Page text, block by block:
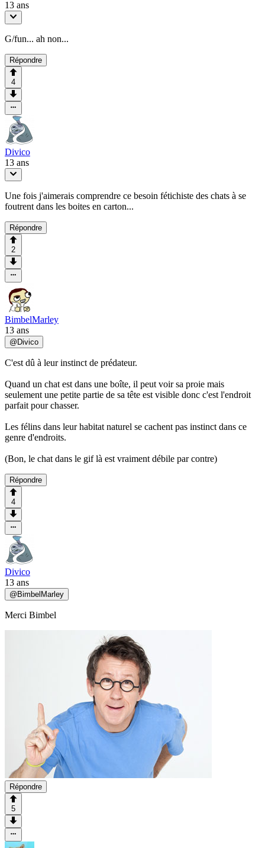
13 ans
G/fun... ah non...
Répondre
4
Divico
13 ans
Une fois j'aimerais comprendre ce besoin fétichiste des chats à se
foutrent dans les boites en carton...
Répondre
2
BimbelMarley
13 ans
@ Divico
C'est dû à leur instinct de prédateur.
Quand un chat est dans une boîte, il peut voir sa proie mais
seulement une petite partie de sa tête est visible donc c'est l'endroit
parfait pour chasser.
Les félins dans leur habitat naturel se cachent pas instinct dans ce
genre d'endroits.
(Bon, le chat dans le gif là est vraiment débile par contre)
Répondre
4
Divico
13 ans
@ BimbelMarley
Merci Bimbel
Répondre
5